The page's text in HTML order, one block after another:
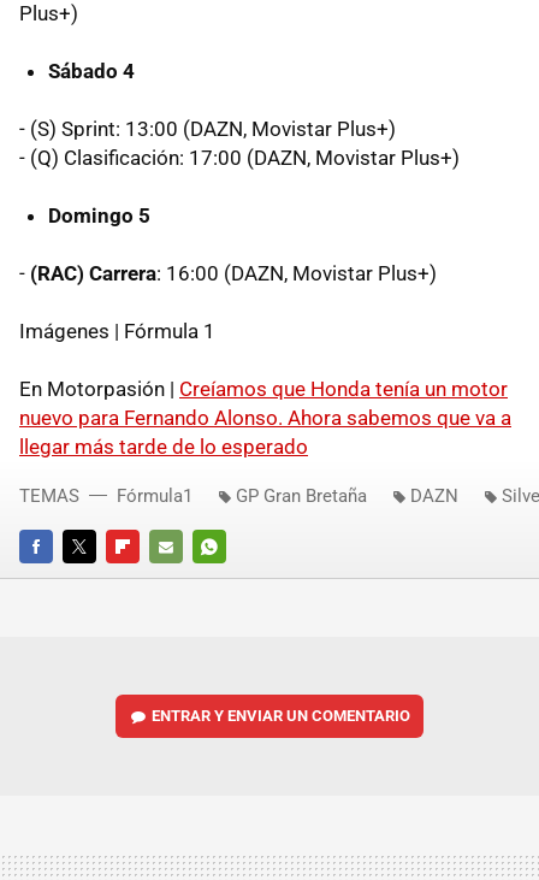
Plus+)
Sábado 4
- (S) Sprint: 13:00 (DAZN, Movistar Plus+)
- (Q) Clasificación: 17:00 (DAZN, Movistar Plus+)
Domingo 5
- (RAC) Carrera: 16:00 (DAZN, Movistar Plus+)
Imágenes | Fórmula 1
En Motorpasión | Creíamos que Honda tenía un motor
nuevo para Fernando Alonso. Ahora sabemos que va a
llegar más tarde de lo esperado
FACEBOOKTWITTERFLIPBOARD
E-
WHATSAPP
TEMAS Fórmula1 GP Gran Bretaña DAZN
ENTRAR Y ENVIAR UN COMENTARIO